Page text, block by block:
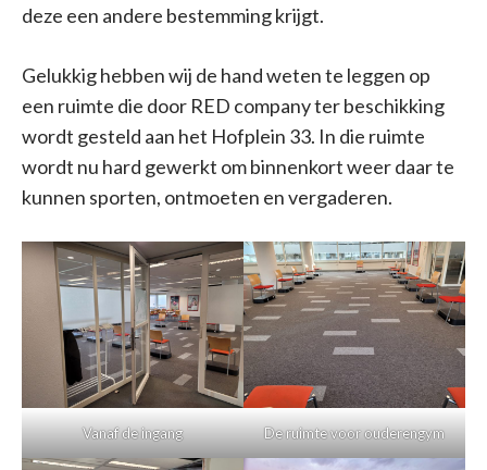
deze een andere bestemming krijgt.
Gelukkig hebben wij de hand weten te leggen op
een ruimte die door RED company ter beschikking
wordt gesteld aan het Hofplein 33. In die ruimte
wordt nu hard gewerkt om binnenkort weer daar te
kunnen sporten, ontmoeten en vergaderen.
Vanaf de ingang De ruimte voor ouderengym